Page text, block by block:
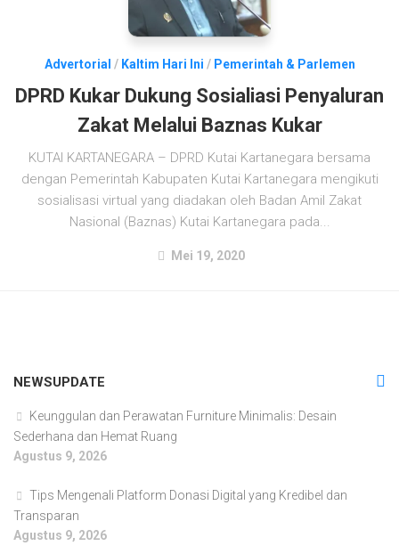
Advertorial / Kaltim Hari Ini / Pemerintah & Parlemen
DPRD Kukar Dukung Sosialiasi Penyaluran
Zakat Melalui Baznas Kukar
KUTAI KARTANEGARA – DPRD Kutai Kartanegara bersama
dengan Pemerintah Kabupaten Kutai Kartanegara mengikuti
sosialisasi virtual yang diadakan oleh Badan Amil Zakat
Nasional (Baznas) Kutai Kartanegara pada...
Mei 19, 2020
NEWSUPDATE
Keunggulan dan Perawatan Furniture Minimalis: Desain
Sederhana dan Hemat Ruang
Agustus 9, 2026
Tips Mengenali Platform Donasi Digital yang Kredibel dan
Transparan
Agustus 9, 2026